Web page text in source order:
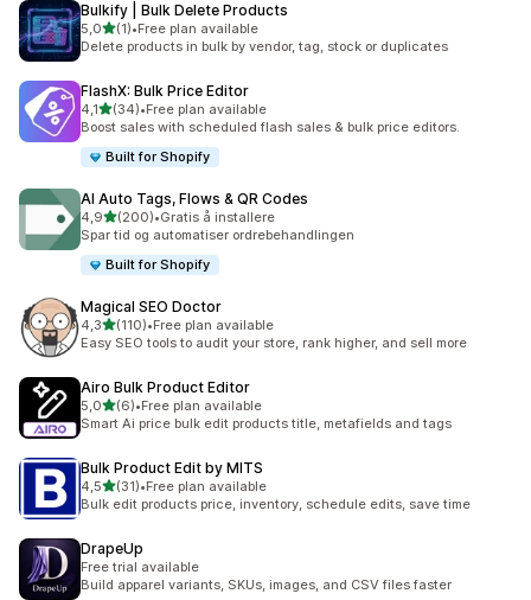
Bulkify | Bulk Delete Products
5,0av 5 stjerner
(1)
Totalt 1 omtaler
•Free plan available
Delete products in bulk by vendor, tag, stock or duplicates
FlashX: Bulk Price Editor
4,1av 5 stjerner
(34)
Totalt 34 omtaler
•Free plan available
Boost sales with scheduled flash sales & bulk price editors.
Built for Shopify
AI Auto Tags, Flows & QR Codes
4,9av 5 stjerner
(200)
Totalt 200 omtaler
•Gratis å installere
Spar tid og automatiser ordrebehandlingen
Built for Shopify
Magical SEO Doctor
4,3av 5 stjerner
(110)
Totalt 110 omtaler
•Free plan available
Easy SEO tools to audit your store, rank higher, and sell more
Airo Bulk Product Editor
5,0av 5 stjerner
(6)
Totalt 6 omtaler
•Free plan available
Smart Ai price bulk edit products title, metafields and tags
Bulk Product Edit by MITS
4,5av 5 stjerner
(31)
Totalt 31 omtaler
•Free plan available
Bulk edit products price, inventory, schedule edits, save time
DrapeUp
Free trial available
Build apparel variants, SKUs, images, and CSV files faster